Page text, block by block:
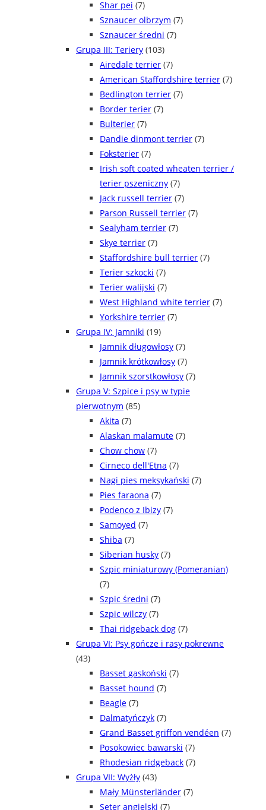
Shar pei (7)
Sznaucer olbrzym (7)
Sznaucer średni (7)
Grupa III: Teriery (103)
Airedale terrier (7)
American Staffordshire terrier (7)
Bedlington terrier (7)
Border terier (7)
Bulterier (7)
Dandie dinmont terrier (7)
Foksterier (7)
Irish soft coated wheaten terrier /
terier pszeniczny (7)
Jack russell terrier (7)
Parson Russell terrier (7)
Sealyham terrier (7)
Skye terrier (7)
Staffordshire bull terrier (7)
Terier szkocki (7)
Terier walijski (7)
West Highland white terrier (7)
Yorkshire terrier (7)
Grupa IV: Jamniki (19)
Jamnik długowłosy (7)
Jamnik krótkowłosy (7)
Jamnik szorstkowłosy (7)
Grupa V: Szpice i psy w typie
pierwotnym (85)
Akita (7)
Alaskan malamute (7)
Chow chow (7)
Cirneco dell'Etna (7)
Nagi pies meksykański (7)
Pies faraona (7)
Podenco z Ibizy (7)
Samoyed (7)
Shiba (7)
Siberian husky (7)
Szpic miniaturowy (Pomeranian)
(7)
Szpic średni (7)
Szpic wilczy (7)
Thai ridgeback dog (7)
Grupa VI: Psy gończe i rasy pokrewne
(43)
Basset gaskoński (7)
Basset hound (7)
Beagle (7)
Dalmatyńczyk (7)
Grand Basset griffon vendéen (7)
Posokowiec bawarski (7)
Rhodesian ridgeback (7)
Grupa VII: Wyżły (43)
Mały Münsterländer (7)
Seter angielski (7)